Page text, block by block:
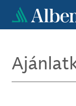
Ugrás
tartalomra